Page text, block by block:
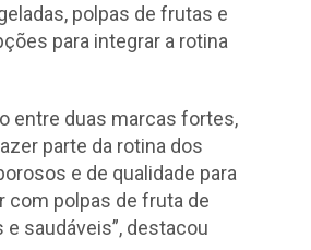
polpas de frutas e
para integrar a rotina
entre duas marcas fortes,
parte da rotina dos
e de qualidade para
com polpas de fruta de
saudáveis”, destacou